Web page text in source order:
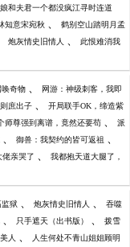
和夫君一个都没疯江寻时连道
知意宋宛秋 、 鹤别空山踏明月孟
炮灰情史旧情人 、 此恨难消我
唤奇物 、 网游：神级刺客，我即
庶出子 、 开局联手OK，缔造紫
师尊强到离谱，竟然还要苟 、 派
、 御兽：我契约的皆可返祖 、
佬亲哭了 、 我都抱天道大腿了，
狱 、 炮灰情史旧情人 、 吞噬
、 只手遮天（出书版） 、 拨雪
人 、 人生何处不青山姐姐顾明